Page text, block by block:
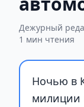
Дежурный
1 мин чтения
Ночью в
милиции